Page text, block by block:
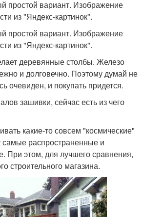
простой вариант. Изображение
из "Яндекс-картинок".
простой вариант. Изображение
из "Яндекс-картинок".
деревянные столбы. Железо
и долговечно. Поэтому думай не
очевиден, и покупать придется.
зашивки, сейчас есть из чего
какие-то совсем "космические"
самые распространенные и
При этом, для лучшего сравнения,
строительного магазина.